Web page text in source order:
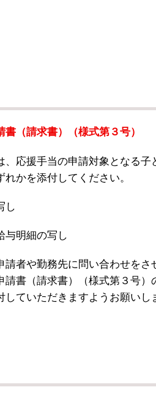
（請求書）（様式第３号）
応援手当の申請対象となる子
かを添付してください。
し
与明細の写し
請者や勤務先に問い合わせをさ
書（請求書）（様式第３号）
ていただきますようお願いし